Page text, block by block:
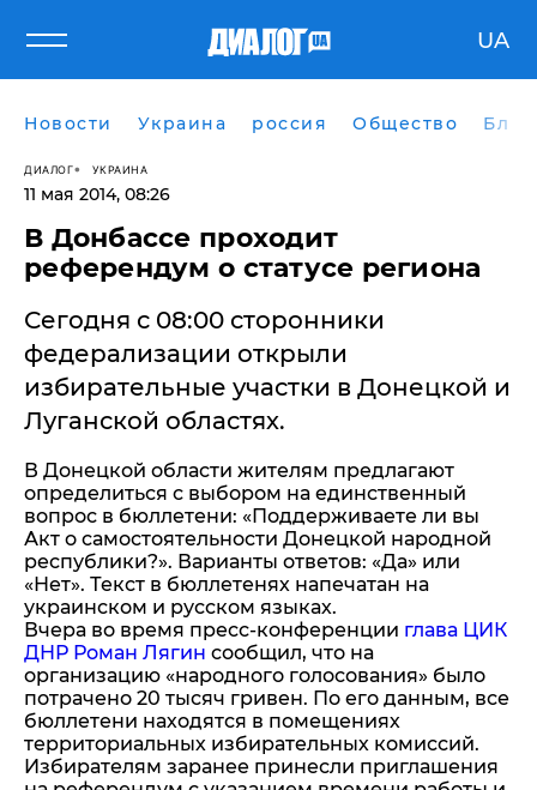
UA
Новости Украина россия Общество
ДИАЛОГ УКРАИНА
11 мая 2014, 08:26
В Донбассе проходит
референдум о статусе региона
Сегодня с 08:00 сторонники
федерализации открыли
избирательные участки в Донецкой и
Луганской областях.
В Донецкой области жителям предлагают
определиться с выбором на единственный
вопрос в бюллетени: «Поддерживаете ли вы
Акт о самостоятельности Донецкой народной
республики?». Варианты ответов: «Да» или
«Нет». Текст в бюллетенях напечатан на
украинском и русском языках.
Вчера во время пресс-конференции глава ЦИК
ДНР Роман Лягин сообщил, что на
организацию «народного голосования» было
потрачено 20 тысяч гривен. По его данным, все
бюллетени находятся в помещениях
территориальных избирательных комиссий.
Избирателям заранее принесли приглашения